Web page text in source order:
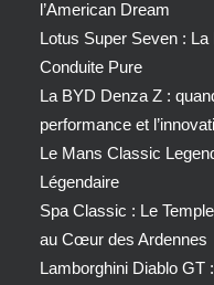
l’American Dream
Lotus Super Seven : La
Conduite Pure
La BYD Denza Z :
performance et
Le Mans Classic
Légendaire
Spa Classic : Le
au Cœur des Ardennes
Lamborghini Diablo